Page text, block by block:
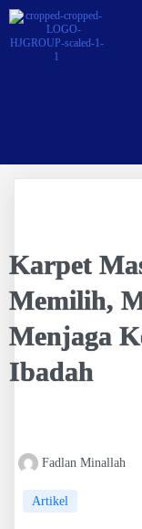
Karpet
Memilih,
Menjaga
Ibadah
Fadlan Minallah
Artikel